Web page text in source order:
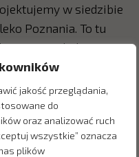
jakość przeglądania,
do
oraz analizować ruch
wszystkie” oznacza
plików
w siedzibie
Poznania. To tu
oraz hale